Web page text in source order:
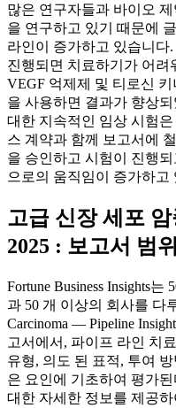
많은 연구자들과 바이오
을 연구하고 있기 때문에
라인이 증가하고 있습니다
진행되면 치료하기가 어려
VEGF 억제제 및 티로신
을 사용하면 결과가 향상
대한 지속적인 임상 시험
스 계약과 함께 보고서에
을 승인하고 시험이 진행
으로의 움직임이 증가하고
고급 신장 세포
2025 : 보고서 범위
Fortune Business Insights
과 50 개 이상의 회사를 다
Carcinoma — Pipeline
고서에서, 파이프 라인 치
유형, 의도 된 표적, 투여
은 요인에 기초하여 평가
대한 자세한 정보를 제공